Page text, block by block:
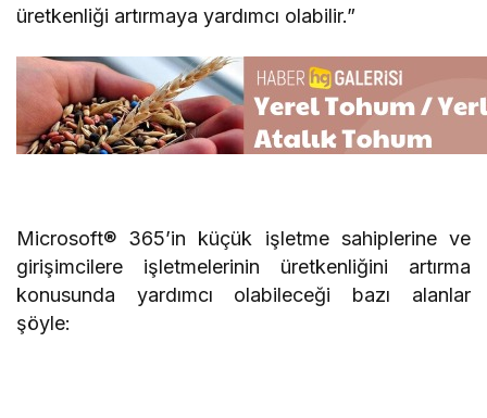
üretkenliği artırmaya yardımcı olabilir.”
Microsoft® 365’in küçük işletme sahiplerine ve
girişimcilere işletmelerinin üretkenliğini artırma
konusunda yardımcı olabileceği bazı alanlar
şöyle: